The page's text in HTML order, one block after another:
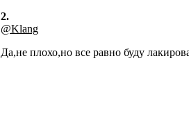
2.
@Klang
Да,не плохо,но все равно буду